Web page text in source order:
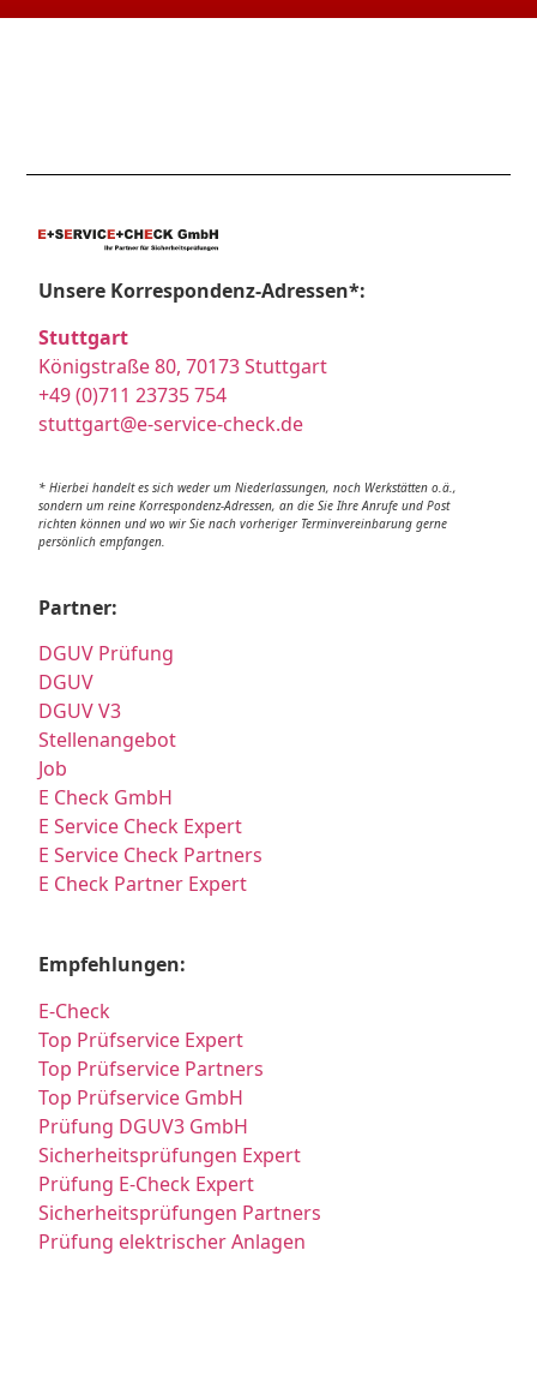
Unsere Korrespondenz-Adressen*:
Stuttgart
Königstraße 80, 70173 Stuttgart
+49 (0)711 23735 754
stuttgart@e-service-check.de
* Hierbei handelt es sich weder um Niederlassungen, noch Werkstätten o.ä.,
sondern um reine Korrespondenz-Adressen, an die Sie Ihre Anrufe und Post
richten können und wo wir Sie nach vorheriger Terminvereinbarung gerne
persönlich empfangen.
Partner:
DGUV Prüfung
DGUV
DGUV V3
Stellenangebot
Job
E Check GmbH
E Service Check Expert
E Service Check Partners
E Check Partner Expert
Empfehlungen:
E-Check
Top Prüfservice Expert
Top Prüfservice Partners
Top Prüfservice GmbH
Prüfung DGUV3 GmbH
Sicherheitsprüfungen Expert
Prüfung E-Check Expert
Sicherheitsprüfungen Partners
Prüfung elektrischer Anlagen